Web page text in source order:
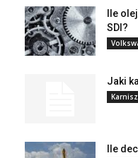
Ile
SDI?
Jaki
Ile